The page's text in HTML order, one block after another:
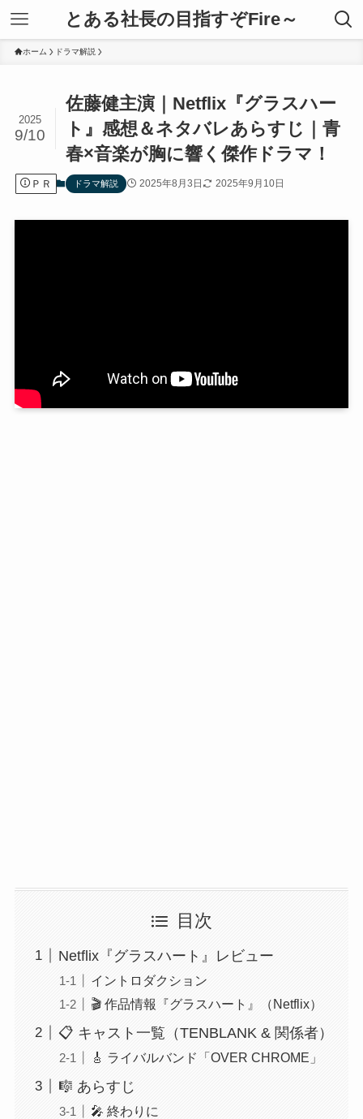
とある社長の目指すぞFire～
ホーム ドラマ解説
佐藤健主演｜Netflix『グラスハー
ト』感想＆ネタバレあらすじ｜青
春×音楽が胸に響く傑作ドラマ！
2025
9/10
ＰＲ ドラマ解説 2025年8月3日 2025年9月10日
目次
Netflix『グラスハート』レビュー
イントロダクション
🎬 作品情報『グラスハート』（Netflix）
📋 キャスト一覧（TENBLANK & 関係者）
🎸 ライバルバンド「OVER CHROME」
🎼 あらすじ
🎤 終わりに